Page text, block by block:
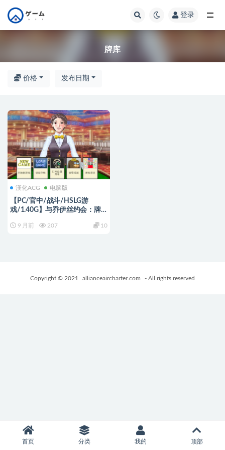
登录
牌库
价格 发布日期
漢化ACG 电脑版
【PC/官中/战斗/HSLG游
戏/1.40G】与乔伊丝约会：牌
ッキ構築ゲーム）PC+MAC 官
9 月前 207 10
Copyright © 2021 allianceaircharter.com - All rights reserved
首页 分类 我的 顶部